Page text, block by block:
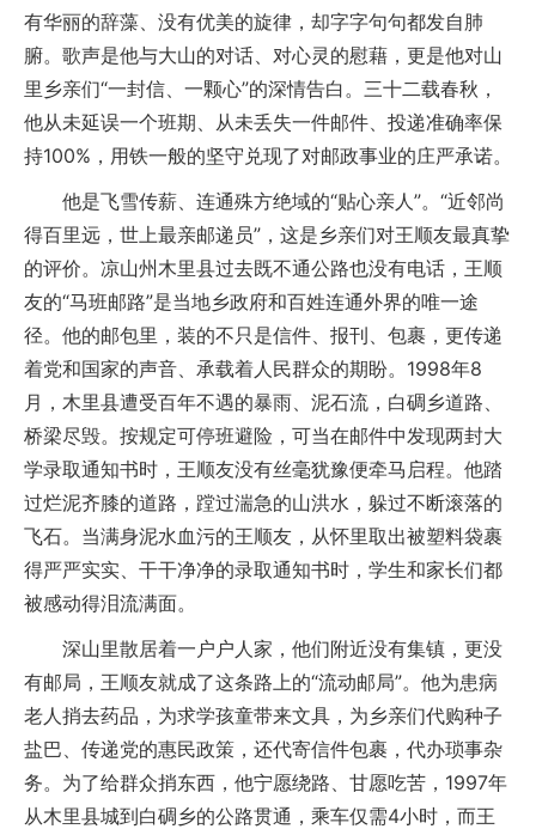
有华丽的辞藻、没有优美的旋律，却字字句句都发自肺
腑。歌声是他与大山的对话、对心灵的慰藉，更是他对山
里乡亲们“一封信、一颗心”的深情告白。三十二载春秋，
他从未延误一个班期、从未丢失一件邮件、投递准确率保
持100%，用铁一般的坚守兑现了对邮政事业的庄严承诺。
他是飞雪传薪、连通殊方绝域的“贴心亲人”。“近邻尚
得百里远，世上最亲邮递员”，这是乡亲们对王顺友最真挚
的评价。凉山州木里县过去既不通公路也没有电话，王顺
友的“马班邮路”是当地乡政府和百姓连通外界的唯一途
径。他的邮包里，装的不只是信件、报刊、包裹，更传递
着党和国家的声音、承载着人民群众的期盼。1998年8
月，木里县遭受百年不遇的暴雨、泥石流，白碉乡道路、
桥梁尽毁。按规定可停班避险，可当在邮件中发现两封大
学录取通知书时，王顺友没有丝毫犹豫便牵马启程。他踏
过烂泥齐膝的道路，蹚过湍急的山洪水，躲过不断滚落的
飞石。当满身泥水血污的王顺友，从怀里取出被塑料袋裹
得严严实实、干干净净的录取通知书时，学生和家长们都
被感动得泪流满面。
深山里散居着一户户人家，他们附近没有集镇，更没
有邮局，王顺友就成了这条路上的“流动邮局”。他为患病
老人捎去药品，为求学孩童带来文具，为乡亲们代购种子
盐巴、传递党的惠民政策，还代寄信件包裹，代办琐事杂
务。为了给群众捎东西，他宁愿绕路、甘愿吃苦，1997年
从木里县城到白碉乡的公路贯通，乘车仅需4小时，而王